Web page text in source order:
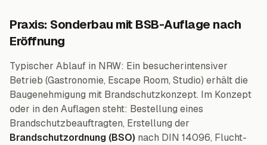
Praxis: Sonderbau mit BSB-Auflage nach
Eröffnung
Typischer Ablauf in NRW: Ein besucherintensiver
Betrieb (Gastronomie, Escape Room, Studio) erhält die
Baugenehmigung mit Brandschutzkonzept. Im Konzept
oder in den Auflagen steht: Bestellung eines
Brandschutzbeauftragten, Erstellung der
Brandschutzordnung (BSO) nach DIN 14096, Flucht-